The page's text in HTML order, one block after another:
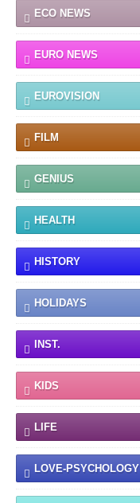
ECO NEWS
EURO NEWS
EUROVISION
FILM
GENIUS
HEALTH
HISTORY
HOLIDAYS
INST.
KIDS
LIFE
LOVE-PSYCHOLOGY